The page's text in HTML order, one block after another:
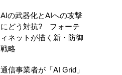
AIの武器化とAIへの攻撃
にどう対抗? フォーテ
ィネットが描く新・防御
戦略
通信事業者が「AI Grid」